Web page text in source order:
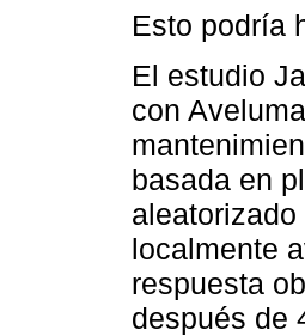
Esto podría
El estudio
con
basada en
localmente
respuesta
después de